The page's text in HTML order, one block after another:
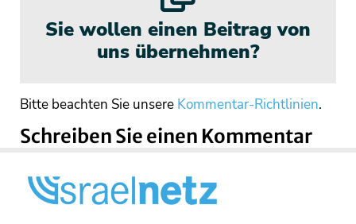
Sie wollen einen Beitrag von
uns übernehmen?
Bitte beachten Sie unsere Kommentar-Richtlinien.
Schreiben Sie einen Kommentar